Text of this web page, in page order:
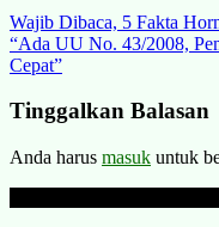
Navigasi
pos
Wajib Dibaca, 5 Fakta
“Ada UU No. 43/2008,
Cepat”
Tinggalkan Balasan
Anda harus masuk untuk